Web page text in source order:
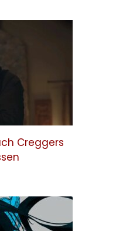
Creggers